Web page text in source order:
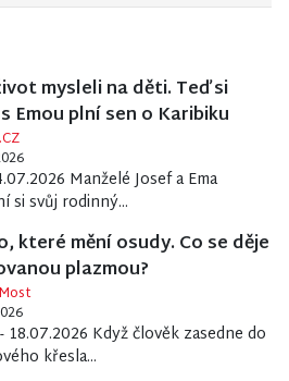
mysleli na děti. Teď si
Emou plní sen o Karibiku
Manželé Josef a Ema
si svůj rodinný...
které mění osudy. Co se děje
plazmou?
18.07.2026 Když člověk zasedne do
křesla...